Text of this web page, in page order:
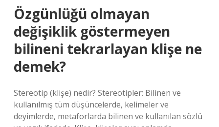
Özgünlüğü olmayan
değişiklik göstermeyen
bilineni tekrarlayan klişe ne
demek?
Stereotip (klişe) nedir? Stereotipler: Bilinen ve
kullanılmış tüm düşüncelerde, kelimeler ve
deyimlerde, metaforlarda bilinen ve kullanılan sözlü